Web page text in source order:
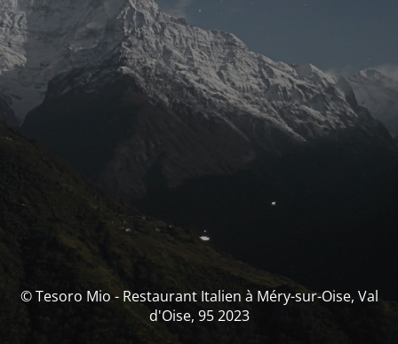
© Tesoro Mio - Restaurant Italien à Méry-sur-Oise, Val
d'Oise, 95 2023